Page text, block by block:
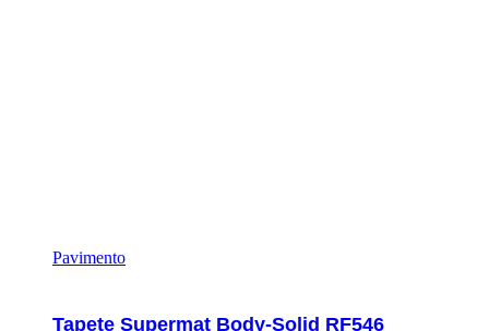
Pavimento
Tapete Supermat Body-Solid RF546